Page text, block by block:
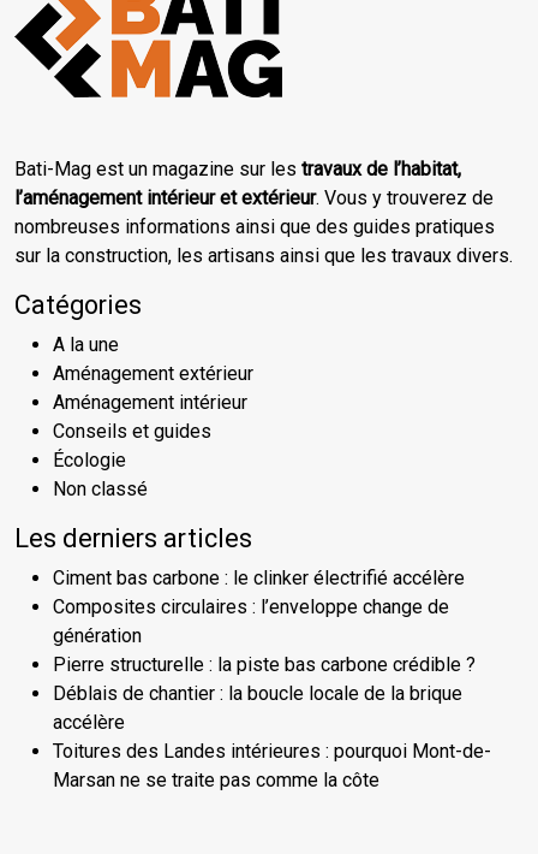
Bati-Mag est un magazine sur les travaux de l’habitat,
l’aménagement intérieur et extérieur. Vous y trouverez de
nombreuses informations ainsi que des guides pratiques
sur la construction, les artisans ainsi que les travaux divers.
Catégories
A la une
Aménagement extérieur
Aménagement intérieur
Conseils et guides
Écologie
Non classé
Les derniers articles
Ciment bas carbone : le clinker électrifié accélère
Composites circulaires : l’enveloppe change de
génération
Pierre structurelle : la piste bas carbone crédible ?
Déblais de chantier : la boucle locale de la brique
accélère
Toitures des Landes intérieures : pourquoi Mont-de-
Marsan ne se traite pas comme la côte